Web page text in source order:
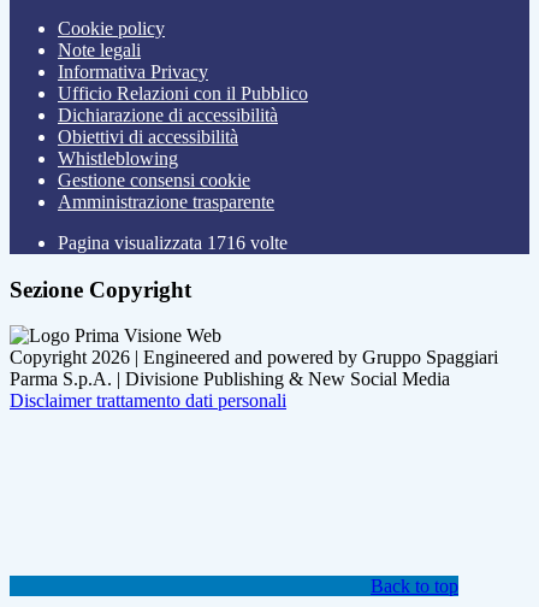
Cookie policy
Note legali
Informativa Privacy
Ufficio Relazioni con il Pubblico
Dichiarazione di accessibilità
Obiettivi di accessibilità
Whistleblowing
Gestione consensi cookie
Amministrazione trasparente
Pagina visualizzata 1716 volte
Sezione Copyright
Copyright 2026 | Engineered and powered by Gruppo Spaggiari
Parma S.p.A. | Divisione Publishing & New Social Media
Disclaimer trattamento dati personali
Back to top